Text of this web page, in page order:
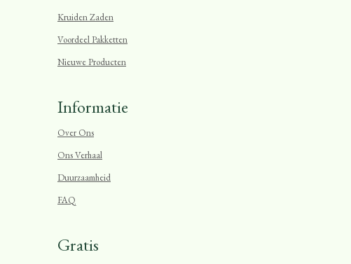
Kruiden Zaden
Voordeel Pakketten
Nieuwe Producten
Informatie
Over Ons
Ons Verhaal
Duurzaamheid
FAQ
Gratis